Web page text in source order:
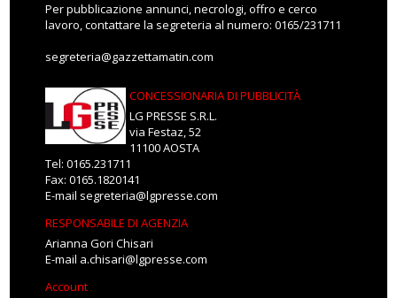
Per pubblicazione annunci, necrologi, offro e cerco
lavoro, contattare la segreteria al numero: 0165/231711
segreteria@gazzettamatin.com
CONCESSIONARIA DI PUBBLICITÀ
LG PRESSE S.R.L.
via Festaz, 52
11100 AOSTA
Tel: 0165.231711
Fax: 0165.1820141
E-mail segreteria@lgpresse.com
RESPONSABILE DI AGENZIA
Arianna Gori Chisari
E-mail a.chisari@lgpresse.com
Account